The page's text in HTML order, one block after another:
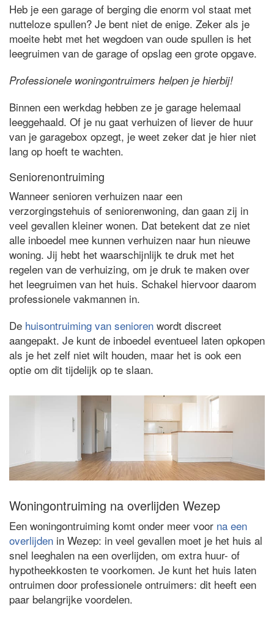
Heb je een garage of berging die enorm vol staat met
nutteloze spullen? Je bent niet de enige. Zeker als je
moeite hebt met het wegdoen van oude spullen is het
leegruimen van de garage of opslag een grote opgave.
Professionele woningontruimers helpen je hierbij!
Binnen een werkdag hebben ze je garage helemaal
leeggehaald. Of je nu gaat verhuizen of liever de huur
van je garagebox opzegt, je weet zeker dat je hier niet
lang op hoeft te wachten.
Seniorenontruiming
Wanneer senioren verhuizen naar een
verzorgingstehuis of seniorenwoning, dan gaan zij in
veel gevallen kleiner wonen. Dat betekent dat ze niet
alle inboedel mee kunnen verhuizen naar hun nieuwe
woning. Jij hebt het waarschijnlijk te druk met het
regelen van de verhuizing, om je druk te maken over
het leegruimen van het huis. Schakel hiervoor daarom
professionele vakmannen in.
De huisontruiming van senioren wordt discreet
aangepakt. Je kunt de inboedel eventueel laten opkopen
als je het zelf niet wilt houden, maar het is ook een
optie om dit tijdelijk op te slaan.
Woningontruiming na overlijden Wezep
Een woningontruiming komt onder meer voor na een
overlijden in Wezep: in veel gevallen moet je het huis al
snel leeghalen na een overlijden, om extra huur- of
hypotheekkosten te voorkomen. Je kunt het huis laten
ontruimen door professionele ontruimers: dit heeft een
paar belangrijke voordelen.